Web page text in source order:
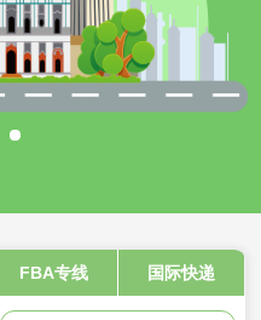
FBA专线 国际快递